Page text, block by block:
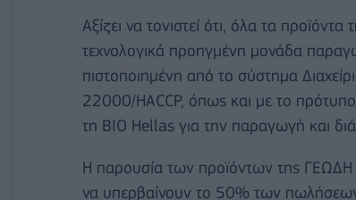
Αξίζει να τονιστεί ότι, όλα τα
τεχνολογικά προηγμένη μονάδα
πιστοποιημένη από το σύστημα
22000/HACCP, όπως και με το
τη BIO Hellas για την παραγωγή και
Η παρουσία των προϊόντων της ΓΕΩΔΗ
να υπερβαίνουν το 50% των